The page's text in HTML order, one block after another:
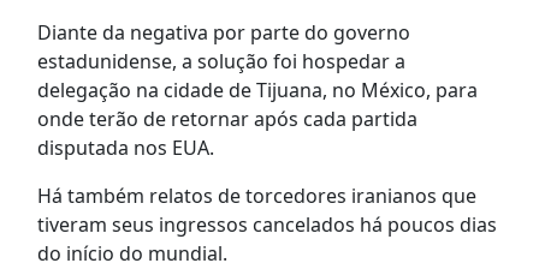
Diante da negativa por parte do governo
estadunidense, a solução foi hospedar a
delegação na cidade de Tijuana, no México, para
onde terão de retornar após cada partida
disputada nos EUA.
Há também relatos de torcedores iranianos que
tiveram seus ingressos cancelados há poucos dias
do início do mundial.